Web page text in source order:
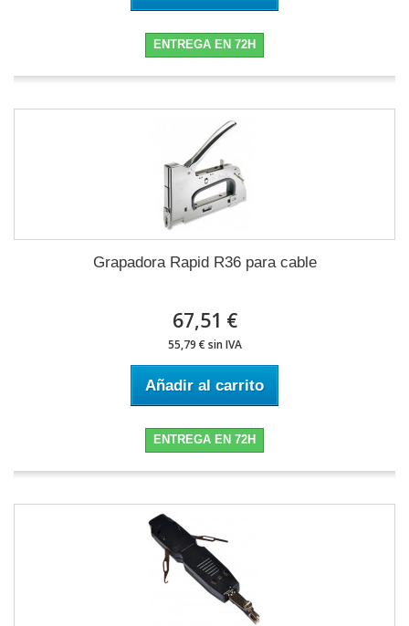
ENTREGA EN 72H
Grapadora Rapid R36 para cable
67,51 €
55,79 € sin IVA
Añadir al carrito
ENTREGA EN 72H